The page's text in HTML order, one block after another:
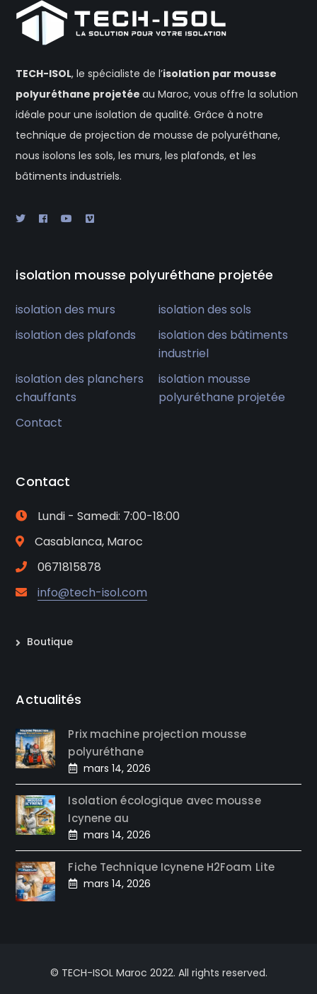
TECH-ISOL, le spécialiste de l’isolation par mousse
polyuréthane projetéeau Maroc, vous offre la solution
idéale pour une isolation de qualité. Grâce à notre
technique de projection de mousse de polyuréthane,
nous isolons les sols, les murs, les plafonds, et les
bâtiments industriels.
isolation mousse polyuréthane projetée
isolation des murs
isolation des sols
isolation des plafonds
isolation des bâtiments
industriel
isolation des planchers
chauffants
isolation mousse
polyuréthane projetée
Contact
Contact
Lundi - Samedi: 7:00-18:00
Casablanca, Maroc
0671815878
info@tech-isol.com
Boutique
Actualités
Prix machine projection mousse
polyuréthane
mars 14, 2026
Isolation écologique avec mousse
Icynene au
mars 14, 2026
Fiche Technique Icynene H2Foam Lite
mars 14, 2026
© TECH-ISOL Maroc 2022. All rights reserved.